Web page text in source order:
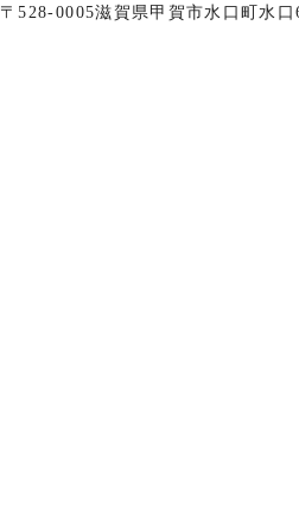
〒528-0005滋賀県甲賀市水口町水口